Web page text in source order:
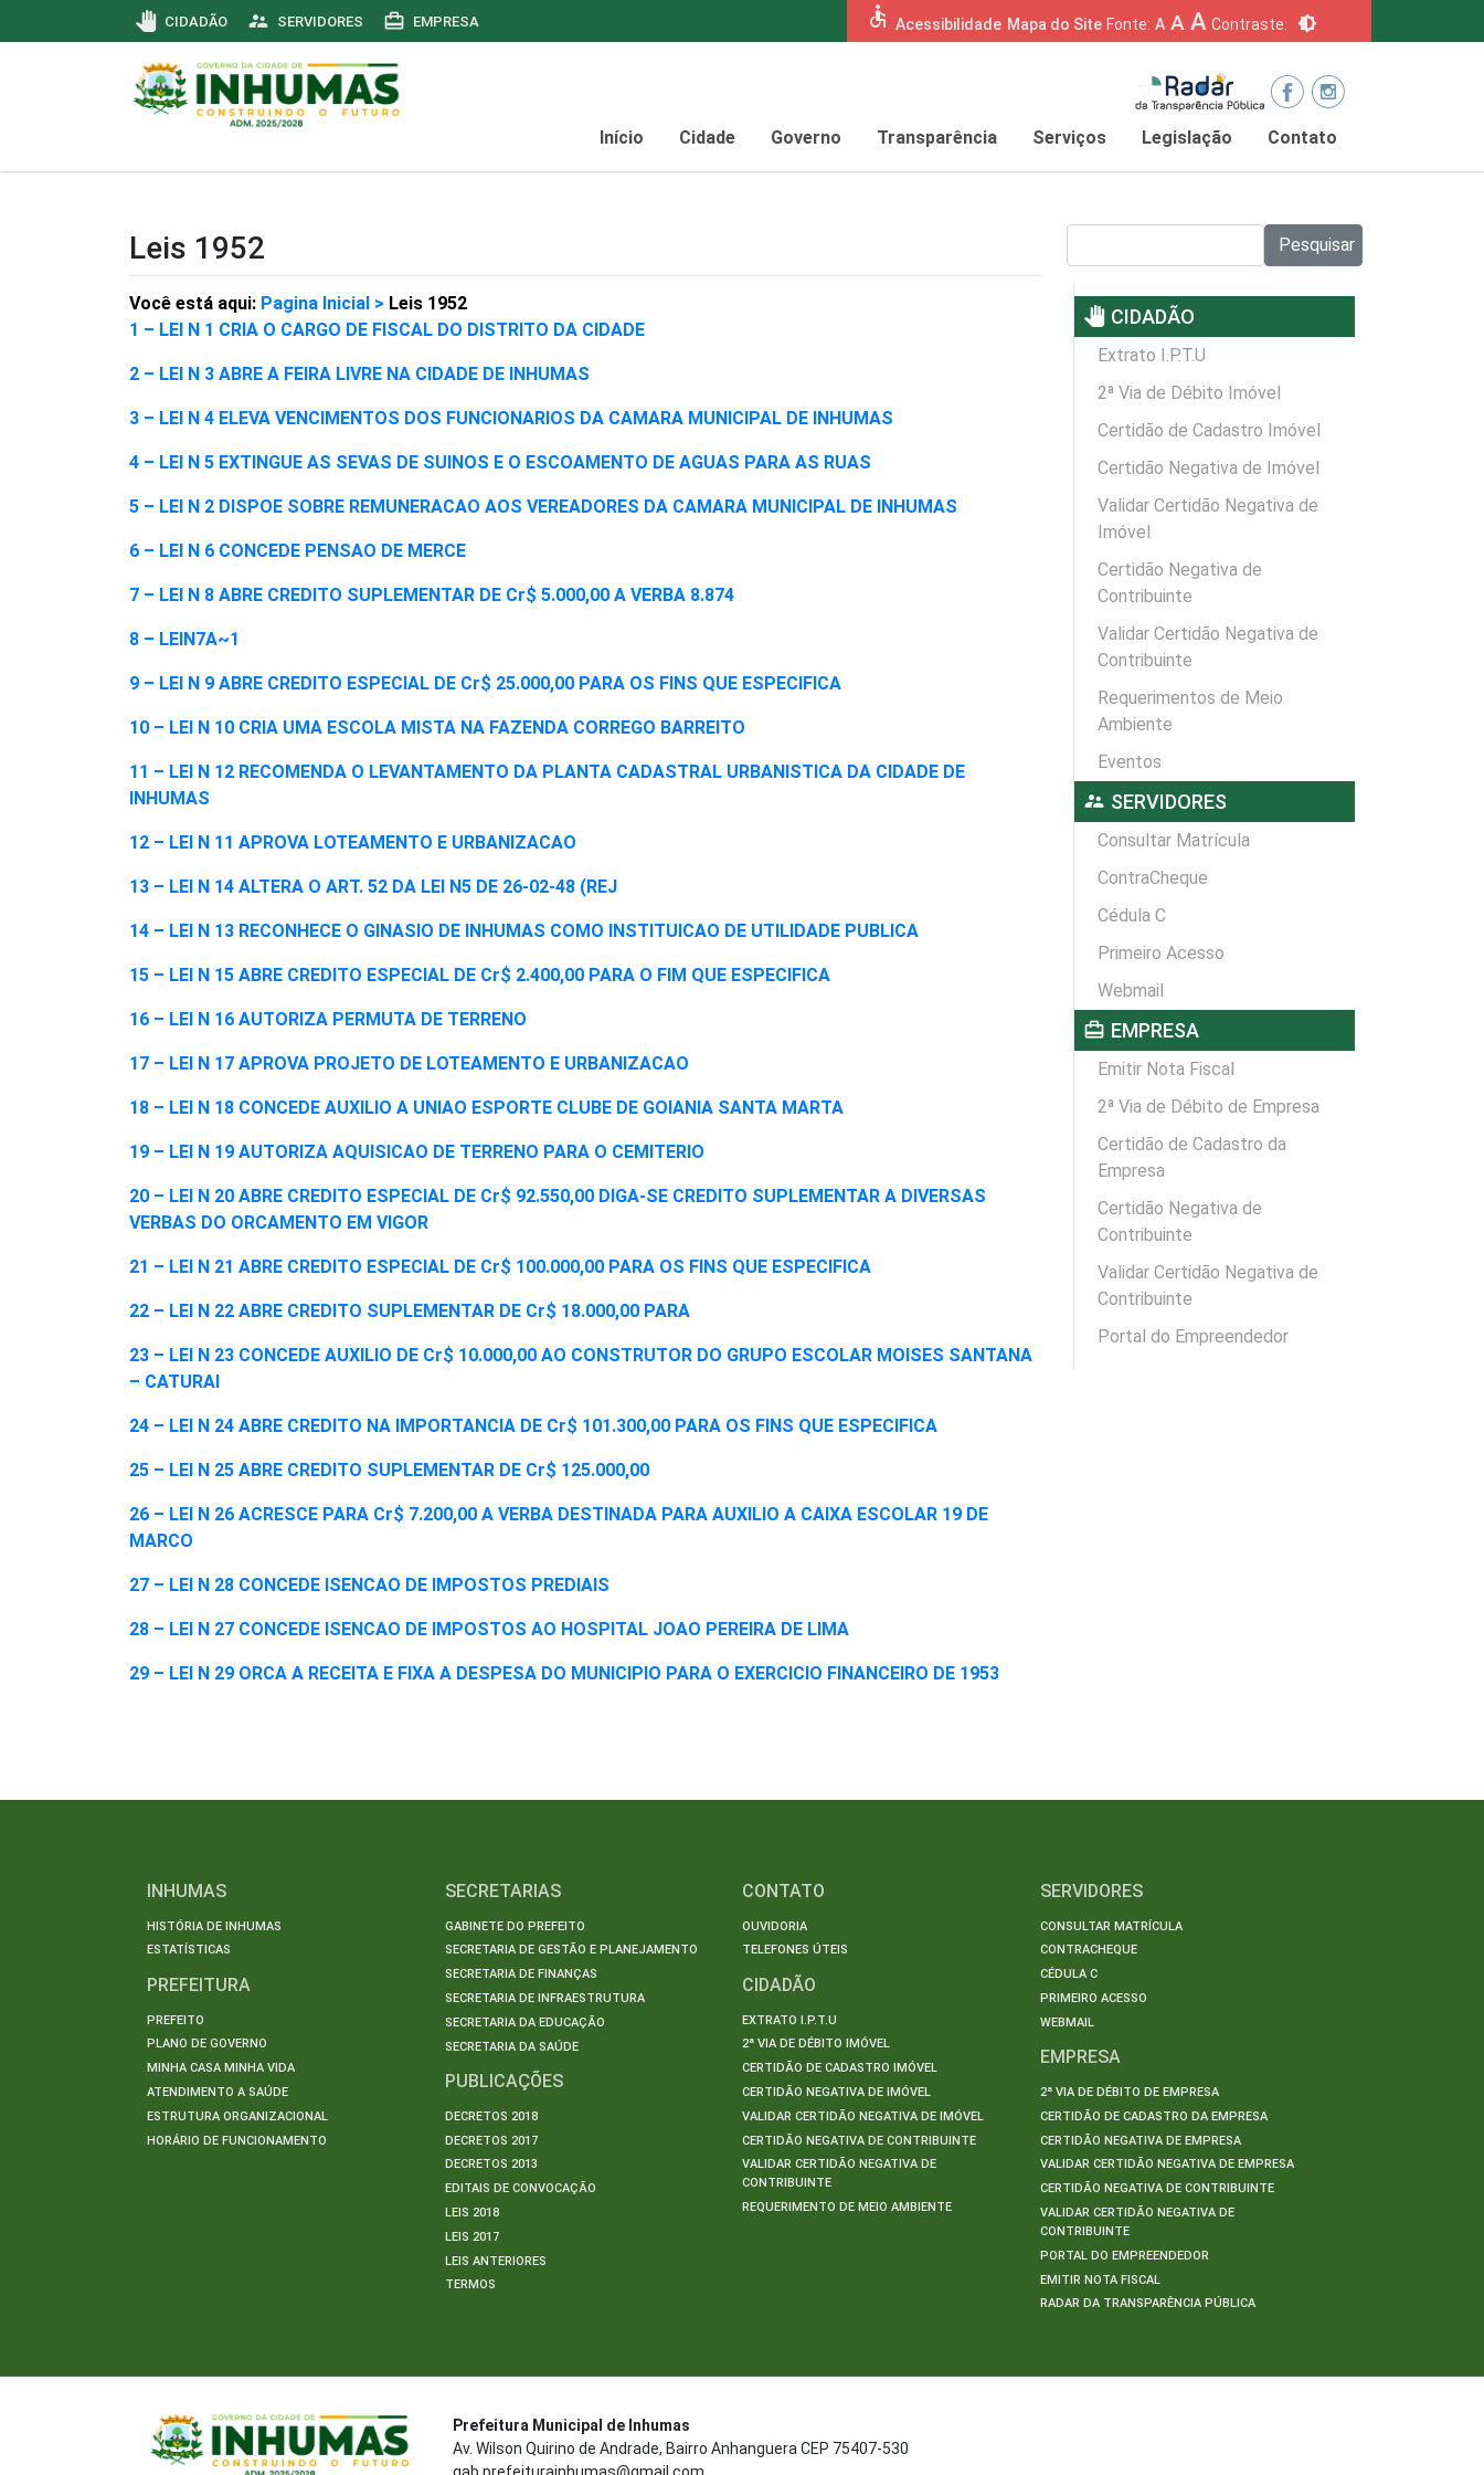
pan_tool CIDADÃO supervisor_account SERVIDORES card_travel EMPRESA accessible Acessibilidade Mapa do Site Fonte: A A A Contraste: brightness_6
Início Cidade Governo Transparência Serviços Legislação Contato
Leis 1952
Você está aqui: Pagina Inicial > Leis 1952
1 – LEI N 1 CRIA O CARGO DE FISCAL DO DISTRITO DA CIDADE
2 – LEI N 3 ABRE A FEIRA LIVRE NA CIDADE DE INHUMAS
3 – LEI N 4 ELEVA VENCIMENTOS DOS FUNCIONARIOS DA CAMARA MUNICIPAL DE INHUMAS
4 – LEI N 5 EXTINGUE AS SEVAS DE SUINOS E O ESCOAMENTO DE AGUAS PARA AS RUAS
5 – LEI N 2 DISPOE SOBRE REMUNERACAO AOS VEREADORES DA CAMARA MUNICIPAL DE INHUMAS
6 – LEI N 6 CONCEDE PENSAO DE MERCE
7 – LEI N 8 ABRE CREDITO SUPLEMENTAR DE Cr$ 5.000,00 A VERBA 8.874
8 – LEIN7A~1
9 – LEI N 9 ABRE CREDITO ESPECIAL DE Cr$ 25.000,00 PARA OS FINS QUE ESPECIFICA
10 – LEI N 10 CRIA UMA ESCOLA MISTA NA FAZENDA CORREGO BARREITO
11 – LEI N 12 RECOMENDA O LEVANTAMENTO DA PLANTA CADASTRAL URBANISTICA DA CIDADE DE
INHUMAS
12 – LEI N 11 APROVA LOTEAMENTO E URBANIZACAO
13 – LEI N 14 ALTERA O ART. 52 DA LEI N5 DE 26-02-48 (REJ
14 – LEI N 13 RECONHECE O GINASIO DE INHUMAS COMO INSTITUICAO DE UTILIDADE PUBLICA
15 – LEI N 15 ABRE CREDITO ESPECIAL DE Cr$ 2.400,00 PARA O FIM QUE ESPECIFICA
16 – LEI N 16 AUTORIZA PERMUTA DE TERRENO
17 – LEI N 17 APROVA PROJETO DE LOTEAMENTO E URBANIZACAO
18 – LEI N 18 CONCEDE AUXILIO A UNIAO ESPORTE CLUBE DE GOIANIA SANTA MARTA
19 – LEI N 19 AUTORIZA AQUISICAO DE TERRENO PARA O CEMITERIO
20 – LEI N 20 ABRE CREDITO ESPECIAL DE Cr$ 92.550,00 DIGA-SE CREDITO SUPLEMENTAR A DIVERSAS
VERBAS DO ORCAMENTO EM VIGOR
21 – LEI N 21 ABRE CREDITO ESPECIAL DE Cr$ 100.000,00 PARA OS FINS QUE ESPECIFICA
22 – LEI N 22 ABRE CREDITO SUPLEMENTAR DE Cr$ 18.000,00 PARA
23 – LEI N 23 CONCEDE AUXILIO DE Cr$ 10.000,00 AO CONSTRUTOR DO GRUPO ESCOLAR MOISES SANTANA
– CATURAI
24 – LEI N 24 ABRE CREDITO NA IMPORTANCIA DE Cr$ 101.300,00 PARA OS FINS QUE ESPECIFICA
25 – LEI N 25 ABRE CREDITO SUPLEMENTAR DE Cr$ 125.000,00
26 – LEI N 26 ACRESCE PARA Cr$ 7.200,00 A VERBA DESTINADA PARA AUXILIO A CAIXA ESCOLAR 19 DE
MARCO
27 – LEI N 28 CONCEDE ISENCAO DE IMPOSTOS PREDIAIS
28 – LEI N 27 CONCEDE ISENCAO DE IMPOSTOS AO HOSPITAL JOAO PEREIRA DE LIMA
29 – LEI N 29 ORCA A RECEITA E FIXA A DESPESA DO MUNICIPIO PARA O EXERCICIO FINANCEIRO DE 1953
Pesquisar
pan_tool CIDADÃO
Extrato I.P.T.U
2ª Via de Débito Imóvel
Certidão de Cadastro Imóvel
Certidão Negativa de Imóvel
Validar Certidão Negativa de
Imóvel
Certidão Negativa de
Contribuinte
Validar Certidão Negativa de
Contribuinte
Requerimentos de Meio
Ambiente
Eventos
supervisor_account SERVIDORES
Consultar Matrícula
ContraCheque
Cédula C
Primeiro Acesso
Webmail
card_travel EMPRESA
Emitir Nota Fiscal
2ª Via de Débito de Empresa
Certidão de Cadastro da
Empresa
Certidão Negativa de
Contribuinte
Validar Certidão Negativa de
Contribuinte
Portal do Empreendedor
INHUMAS
HISTÓRIA DE INHUMAS
ESTATÍSTICAS
PREFEITURA
PREFEITO
PLANO DE GOVERNO
MINHA CASA MINHA VIDA
ATENDIMENTO A SAÚDE
ESTRUTURA ORGANIZACIONAL
HORÁRIO DE FUNCIONAMENTO
SECRETARIAS
GABINETE DO PREFEITO
SECRETARIA DE GESTÃO E PLANEJAMENTO
SECRETARIA DE FINANÇAS
SECRETARIA DE INFRAESTRUTURA
SECRETARIA DA EDUCAÇÃO
SECRETARIA DA SAÚDE
PUBLICAÇÕES
DECRETOS 2018
DECRETOS 2017
DECRETOS 2013
EDITAIS DE CONVOCAÇÃO
LEIS 2018
LEIS 2017
LEIS ANTERIORES
TERMOS
CONTATO
OUVIDORIA
TELEFONES ÚTEIS
CIDADÃO
EXTRATO I.P.T.U
2ª VIA DE DÉBITO IMÓVEL
CERTIDÃO DE CADASTRO IMÓVEL
CERTIDÃO NEGATIVA DE IMÓVEL
VALIDAR CERTIDÃO NEGATIVA DE IMÓVEL
CERTIDÃO NEGATIVA DE CONTRIBUINTE
VALIDAR CERTIDÃO NEGATIVA DE
CONTRIBUINTE
REQUERIMENTO DE MEIO AMBIENTE
SERVIDORES
CONSULTAR MATRÍCULA
CONTRACHEQUE
CÉDULA C
PRIMEIRO ACESSO
WEBMAIL
EMPRESA
2ª VIA DE DÉBITO DE EMPRESA
CERTIDÃO DE CADASTRO DA EMPRESA
CERTIDÃO NEGATIVA DE EMPRESA
VALIDAR CERTIDÃO NEGATIVA DE EMPRESA
CERTIDÃO NEGATIVA DE CONTRIBUINTE
VALIDAR CERTIDÃO NEGATIVA DE
CONTRIBUINTE
PORTAL DO EMPREENDEDOR
EMITIR NOTA FISCAL
RADAR DA TRANSPARÊNCIA PÚBLICA
Prefeitura Municipal de Inhumas
Av. Wilson Quirino de Andrade, Bairro Anhanguera CEP 75407-530